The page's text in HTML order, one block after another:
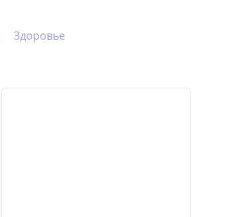
Здоровье